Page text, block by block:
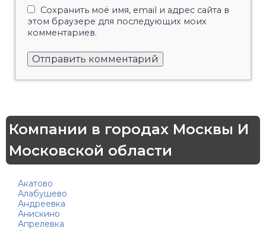
Сохранить моё имя, email и адрес сайта в
этом браузере для последующих моих
комментариев.
Компании в городах Москвы И
Московской области
Акатово
Алабушево
Андреевка
Анискино
Апрелевка